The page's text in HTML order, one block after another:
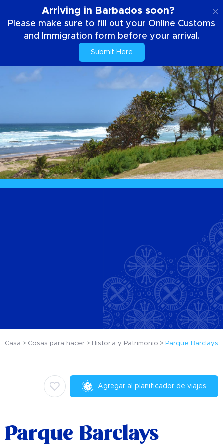
Arriving in Barbados soon?
Please make sure to fill out your Online Customs
and Immigration form before your arrival.
Submit Here
Casa Cosas para hacer Historia y Patrimonio Parque Barclays
Agregar al planificador de viajes
Parque Barclays